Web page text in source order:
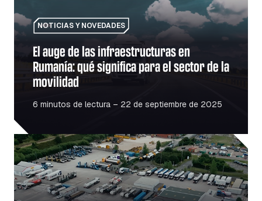
NOTICIAS Y NOVEDADES
El auge de las infraestructuras en
Rumanía: qué significa para el sector de la
movilidad
6 minutos de lectura – 22 de septiembre de 2025
Dentro de Formula Premier Truckstop: un análisis de su